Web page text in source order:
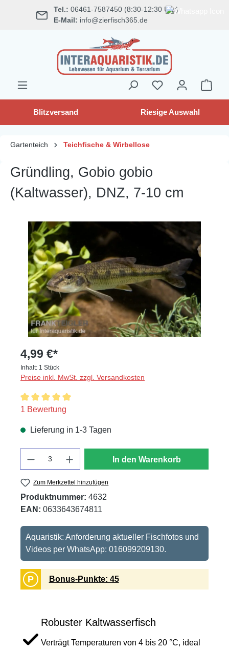
springen Tel.: 06461-7587450 (8:30-12:30 Uhr)
E-Mail: info@zierfisch365.de
Blitzversand Riesige Auswahl
Gartenteich Teichfische & Wirbellose
Gründling, Gobio gobio
(Kaltwasser), DNZ, 7-10 cm
Bildergalerie überspringen
4,99 €*
Inhalt: 1 Stück
Preise inkl. MwSt. zzgl. Versandkosten
Durchschnittliche Bewertung von 5 von 5 Sternen
1 Bewertung
Lieferung in 1-3 Tagen
In den Warenkorb
Zum Merkzettel hinzufügen
Produktnummer: 4632
EAN: 0633643674811
Aquaristik: Anforderung aktueller Fischfotos und
Videos per WhatsApp: 016099209130.
P Bonus-Punkte: 45
Robuster Kaltwasserfisch
Verträgt Temperaturen von 4 bis 20 °C, ideal